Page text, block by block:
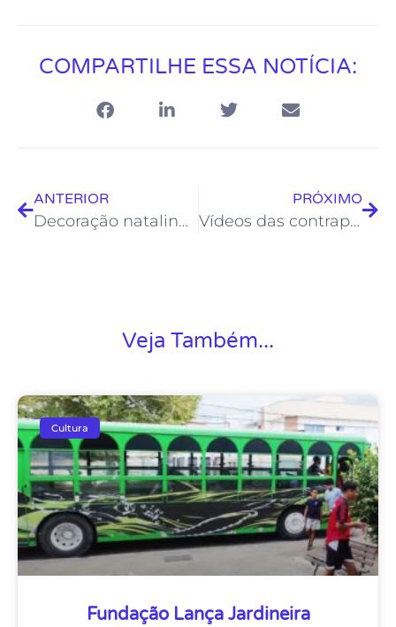
COMPARTILHE ESSA NOTÍCIA:
ANTERIOR
Decoração natalina já está sendo produzida pela equipe da Froc
PRÓXIMO
Vídeos das contrapartidas da Lei Aldir Blanc irão destacar o artesanato
Veja Também...
Cultura
Fundação Lança Jardineira